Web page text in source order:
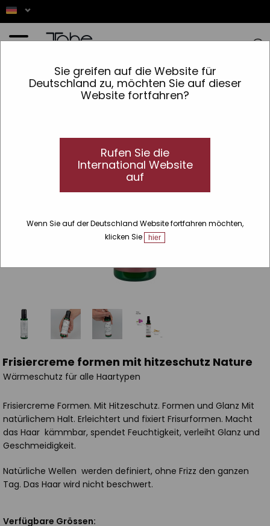
Sie greifen auf die Website für
Deutschland zu, möchten Sie auf dieser
Website fortfahren?
Rufen Sie die
International Website
auf
Wenn Sie auf der Deutschland Website fortfahren möchten,
klicken Sie
hier
Zeilen Nature »Frisiercreme formen mit hitzeschutz
Frisiercreme formen mit hitzeschutz Nature
Wärmeschutz für alle Haartypen
Frisiercreme Formen. Mit Hitzeschutz. Formen und Glanz Mit
natürlichem Halt. Erleichtert und fixiert Frisurformen. Macht
das Haar kämmbar, spendet Feuchtigkeit, verleiht Glanz und
Geschmeidigkeit.
Natürliche Wellen werden definiert, ohne Frizz den ganzen
Tag. Das Haar wird nicht beschwert.
Verfügbare Grössen: